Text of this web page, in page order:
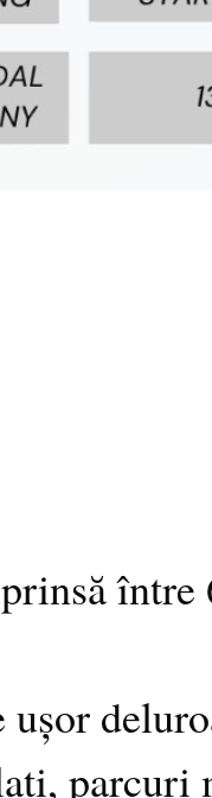
între